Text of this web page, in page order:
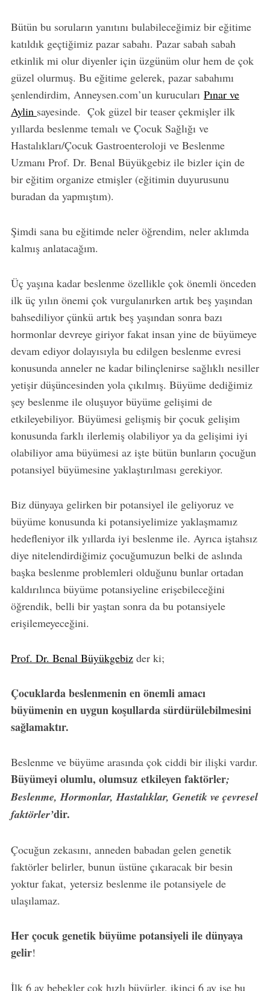
Bütün bu soruların yanıtını bulabileceğimiz bir eğitime
katıldık geçtiğimiz pazar sabahı. Pazar sabah sabah
etkinlik mi olur diyenler için üzgünüm olur hem de çok
güzel olurmuş. Bu eğitime gelerek, pazar sabahımı
şenlendirdim, Anneysen.com’un kurucuları Pınar ve
Aylin sayesinde. Çok güzel bir teaser çekmişler ilk
yıllarda beslenme temalı ve Çocuk Sağlığı ve
Hastalıkları/Çocuk Gastroenteroloji ve Beslenme
Uzmanı Prof. Dr. Benal Büyükgebiz ile bizler için de
bir eğitim organize etmişler (eğitimin duyurusunu
buradan da yapmıştım).
Şimdi sana bu eğitimde neler öğrendim, neler aklımda
kalmış anlatacağım.
Üç yaşına kadar beslenme özellikle çok önemli önceden
ilk üç yılın önemi çok vurgulanırken artık beş yaşından
bahsediliyor çünkü artık beş yaşından sonra bazı
hormonlar devreye giriyor fakat insan yine de büyümeye
devam ediyor dolayısıyla bu edilgen beslenme evresi
konusunda anneler ne kadar bilinçlenirse sağlıklı nesiller
yetişir düşüncesinden yola çıkılmış. Büyüme dediğimiz
şey beslenme ile oluşuyor büyüme gelişimi de
etkileyebiliyor. Büyümesi gelişmiş bir çocuk gelişim
konusunda farklı ilerlemiş olabiliyor ya da gelişimi iyi
olabiliyor ama büyümesi az işte bütün bunların çocuğun
potansiyel büyümesine yaklaştırılması gerekiyor.
Biz dünyaya gelirken bir potansiyel ile geliyoruz ve
büyüme konusunda ki potansiyelimize yaklaşmamız
hedefleniyor ilk yıllarda iyi beslenme ile. Ayrıca iştahsız
diye nitelendirdiğimiz çocuğumuzun belki de aslında
başka beslenme problemleri olduğunu bunlar ortadan
kaldırılınca büyüme potansiyeline erişebileceğini
öğrendik, belli bir yaştan sonra da bu potansiyele
erişilemeyeceğini.
Prof. Dr. Benal Büyükgebizder ki;
Çocuklarda beslenmenin en önemli amacı
büyümenin en uygun koşullarda sürdürülebilmesini
sağlamaktır.
Beslenme ve büyüme arasında çok ciddi bir ilişki vardır.
Büyümeyi olumlu, olumsuz etkileyen faktörler;
Beslenme,Hormonlar,Hastalıklar, Genetik ve çevresel
faktörler’dir.
Çocuğun zekasını, anneden babadan gelen genetik
faktörler belirler, bunun üstüne çıkaracak bir besin
yoktur fakat, yetersiz beslenme ile potansiyele de
ulaşılamaz.
Her çocuk genetik büyüme potansiyeli ile dünyaya
gelir!
İlk 6 ay bebekler çok hızlı büyürler, ikinci 6 ay ise bu